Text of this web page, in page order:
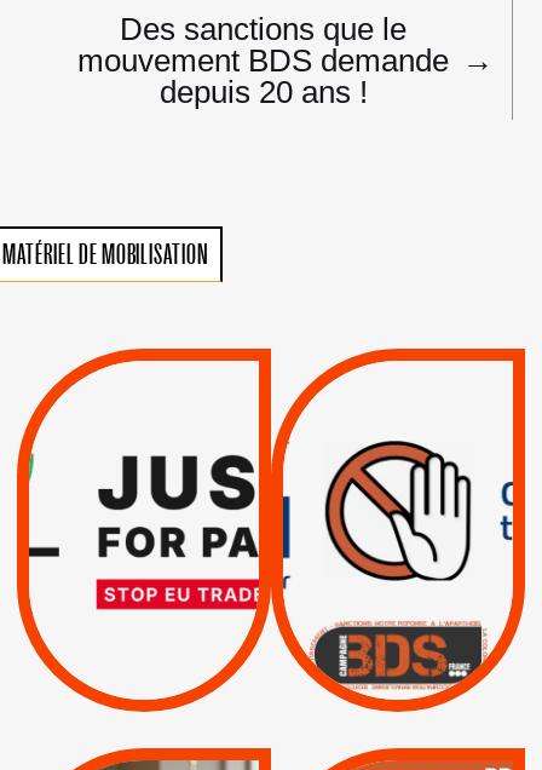
Des sanctions que le
mouvement BDS demande
depuis 20 ans !
→
MATÉRIEL DE MOBILISATION
VIOLATIONS DES
SUSPENSION
TOTALE DE
L’ACCORD
D’ASSOCIATION UE-
ISRAËL
| Actus Pétitions
RESPECT DU DROIT
INTERNATIONAL ?
TRUMP, MACRON :
MÊME COMBAT
| Actus |
| Boycott militaire |
Lettres d'interpellation